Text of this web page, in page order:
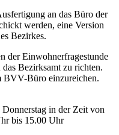
an das Büro der
werden, eine Version
Bezirkes.
der Einwohnerfragestunde
Bezirksamt zu richten.
BVV-Büro einzureichen.
in der Zeit von
bis 15.00 Uhr